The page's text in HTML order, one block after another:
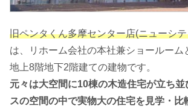
旧ペンタくん多摩センター店(ニューシ
は、リホーム会社の本社兼ショールーム
地上8階地下2階建ての建物です。
元々は大空間に10棟の木造住宅が立ち並
スの空間の中で実物大の住宅を見学・比